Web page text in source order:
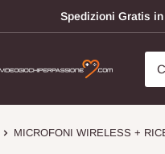
Spedizioni Gratis
Videogiochi
MICROFONI WIRELESS +